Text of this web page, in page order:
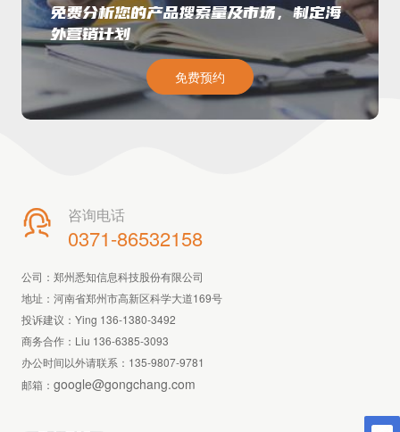
免费分析您的产品搜索量及市场，制定海
外营销计划
免费预约
 咨询电话
0371-86532158
公司：郑州悉知信息科技股份有限公司
地址：河南省郑州市高新区科学大道169号
投诉建议：Ying 136-1380-3492
商务合作：Liu 136-6385-3093
办公时间以外请联系： 135-9807-9781
邮箱： google@gongchang.com